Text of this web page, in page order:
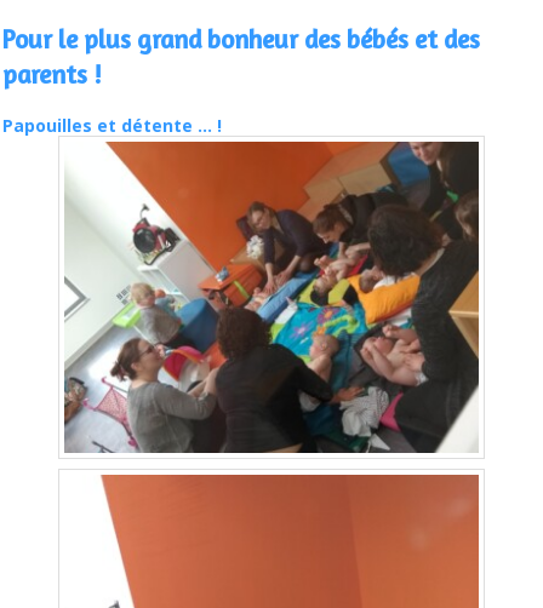
Pour le plus grand bonheur des bébés et des
parents !
Papouilles et détente … !